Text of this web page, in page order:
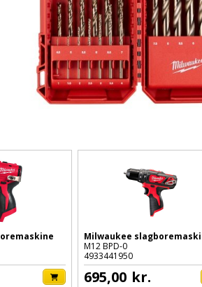
Milwaukee
M12 BPD-0
4933441950
695,00 kr.